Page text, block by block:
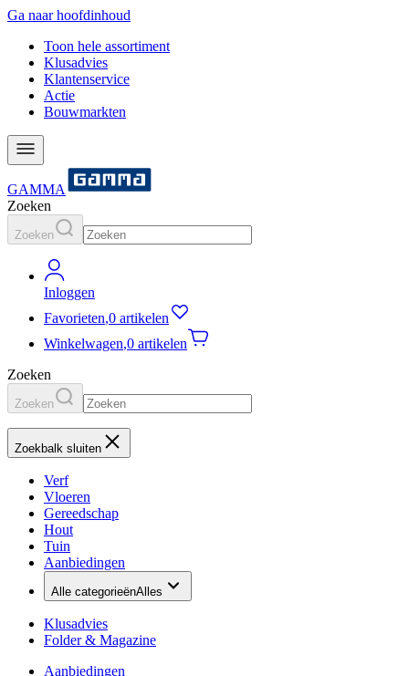
Ga naar hoofdinhoud
Toon hele assortiment
Klusadvies
Klantenservice
Actie
Bouwmarkten
GAMMA
Zoeken
Zoeken
Inloggen
Favorieten,0 artikelen
Winkelwagen,0 artikelen
Zoeken
Zoeken
Zoekbalk sluiten
Verf
Vloeren
Gereedschap
Hout
Tuin
Aanbiedingen
Alle categorieënAlles
Klusadvies
Folder & Magazine
Aanbiedingen